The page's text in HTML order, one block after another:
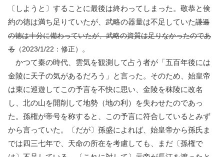
〔しようと〕することに最後は終わってしまった。敬恭と倹
約の徳は満ち足りていたが、武略の器量は不足していた謙遜
の徳は十分に備わっていたが、武略の資質は足りなかったのであ
る （2023/1/22：修正）
。
かつて秦の時代、雲気を観測して占う者が「五百年後には
金陵に天子の気があるだろう」と言った。そのため、始皇帝
は東に巡遊してこの予言を不快に思い、金陵を秣陵に改名
し、北の山を開削して地勢（地の利）を失わせたのであっ
た。孫権が帝号を称すると、この予言に符合しているとみず
から言っていた。〔だが〕孫盛によれば、始皇帝から孫氏ま
では四三七年で、天命の所在を考慮しても、まだ〔孫権で